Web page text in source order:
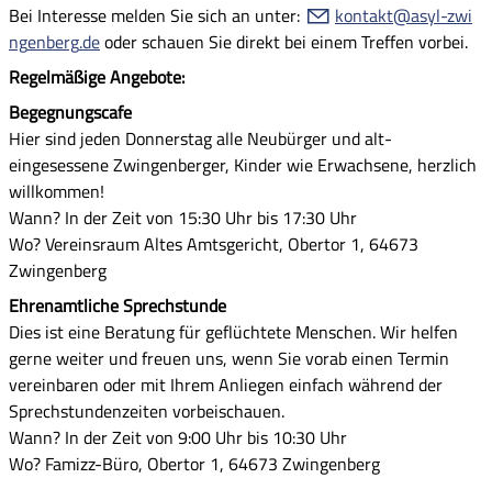
Bei Interesse melden Sie sich an unter:
k nt kt
syl-zw
ng nb rgd oder schauen Sie direkt bei einem Treffen vorbei.
Regelmäßige Angebote:
Begegnungscafe
Hier sind jeden Donnerstag alle Neubürger und alt-
eingesessene Zwingenberger, Kinder wie Erwachsene, herzlich
willkommen!
Wann? In der Zeit von 15:30 Uhr bis 17:30 Uhr
Wo? Vereinsraum Altes Amtsgericht, Obertor 1, 64673
Zwingenberg
Ehrenamtliche Sprechstunde
Dies ist eine Beratung für geflüchtete Menschen. Wir helfen
gerne weiter und freuen uns, wenn Sie vorab einen Termin
vereinbaren oder mit Ihrem Anliegen einfach während der
Sprechstundenzeiten vorbeischauen.
Wann? In der Zeit von 9:00 Uhr bis 10:30 Uhr
Wo? Famizz-Büro, Obertor 1, 64673 Zwingenberg